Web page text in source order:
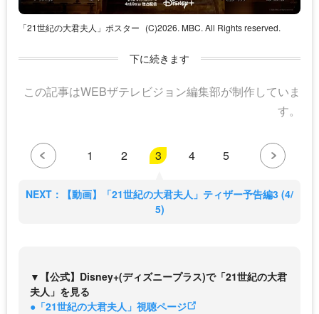
「21世紀の大君夫人」ポスター (C)2026. MBC. All Rights reserved.
下に続きます
この記事はWEBザテレビジョン編集部が制作していま
す。
1 2 3 4 5
NEXT：【動画】「21世紀の大君夫人」ティザー予告編3 (4/
5)
▼【公式】Disney+(ディズニープラス)で「21世紀の大君
夫人」を見る
●「21世紀の大君夫人」視聴ページ